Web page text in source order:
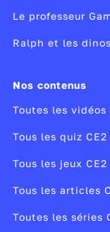
Le professeur
Ralph et les
Nos contenus
Toutes les vidéos
Tous les quiz CE2
Tous les jeux CE2
Tous les articles
Toutes les séries